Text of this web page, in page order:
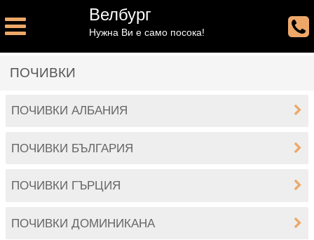
Велбург
Нужна Ви е само посока!
ПОЧИВКИ
ПОЧИВКИ АЛБАНИЯ
ПОЧИВКИ БЪЛГАРИЯ
ПОЧИВКИ ГЪРЦИЯ
ПОЧИВКИ ДОМИНИКАНА